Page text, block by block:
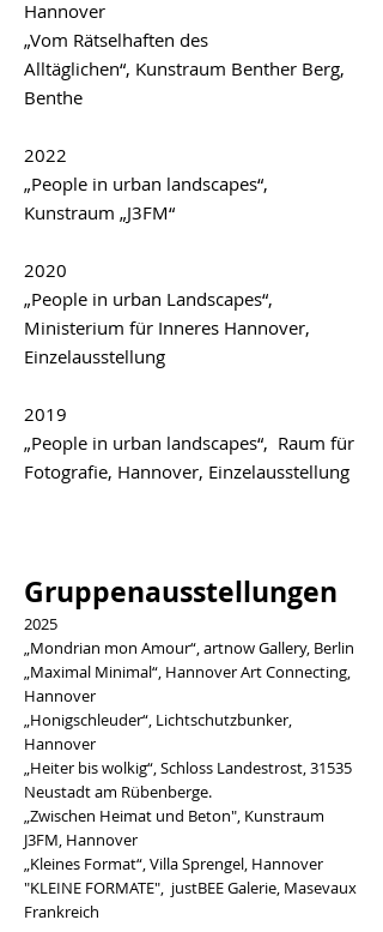
Hannover
„Vom Rätselhaften des
Alltäglichen“, Kunstraum Benther Berg,
Benthe
2022
„People in urban landscapes“,
Kunstraum „J3FM“
2020
„People in urban Landscapes“,
Ministerium für Inneres Hannover,
Einzelausstellung
2019
„People in urban landscapes“, Raum für
Fotografie, Hannover, Einzelausstellung
Gruppenausstellungen
2025
„Mondrian mon Amour“, artnow Gallery, Berlin
„Maximal Minimal“, Hannover Art Connecting,
Hannover
„Honigschleuder“, Lichtschutzbunker,
Hannover
„Heiter bis wolkig“, Schloss Landestrost, 31535
Neustadt am Rübenberge.
„Zwischen Heimat und Beton", Kunstraum
J3FM, Hannover
„Kleines Format“, Villa Sprengel, Hannover
"KLEINE FORMATE", justBEE Galerie, Masevaux
Frankreich